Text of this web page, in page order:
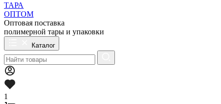
ТАРА
ОПТОМ
Оптовая поставка
полимерной тары и упаковки
Каталог
1